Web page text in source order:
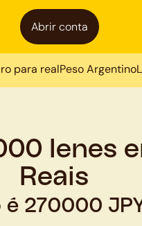
Abrir conta
para realPeso Argentino
Ienes
Reais
é 270000